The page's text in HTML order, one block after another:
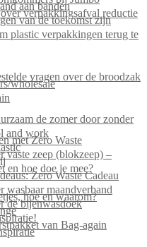
aan banden
verpakkingsafval reductie
van de toekomst zijn
plastic verpakkingen terug te
vragen over de broodzak
wholesale
de zomer door zonder
and work
met Zero Waste
vaste zeep (blokzeep) –
en hoe doe je mee?
Zero Waste Cadeau
wasbaar maandverband
hoe en waarom?
de bijenwasdoek
van Bag-again